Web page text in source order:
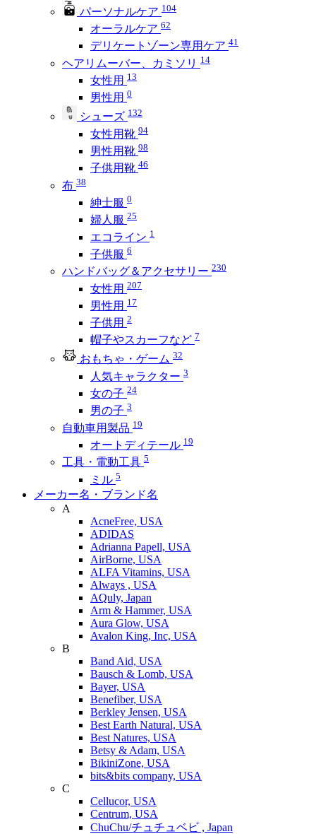
パーソナルケア 104
オーラルケア 62
デリケートゾーン専用ケア 41
ヘアリムーバー、カミソリ 14
女性用 13
男性用 0
シューズ 132
女性用靴 94
男性用靴 98
子供用靴 46
布 38
紳士服 0
婦人服 25
エコライン 1
子供服 6
ハンドバッグ＆アクセサリー 230
女性用 207
男性用 17
子供用 2
帽子やスカーフなど 7
おもちゃ・ゲーム 32
人気キャラクター 3
女の子 24
男の子 3
自動車用製品 19
オートディテール 19
工具・電動工具 5
ミル 5
メーカー名・ブランド名
A
AcneFree, USA
ADIDAS
Adrianna Papell, USA
AirBorne, USA
ALFA Vitamins, USA
Always , USA
AQuly, Japan
Arm & Hammer, USA
Aura Glow, USA
Avalon King, Inc, USA
B
Band Aid, USA
Bausch & Lomb, USA
Bayer, USA
Benefiber, USA
Berkley Jensen, USA
Best Earth Natural, USA
Best Natures, USA
Betsy & Adam, USA
BikiniZone, USA
bits&bits company, USA
C
Cellucor, USA
Centrum, USA
ChuChu/チュチュベビ , Japan